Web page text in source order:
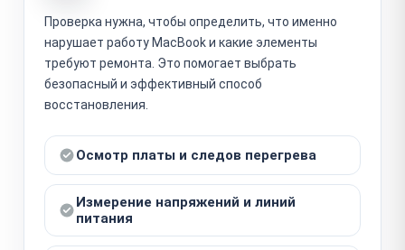
Проверка нужна, чтобы определить, что именно
нарушает работу MacBook и какие элементы
требуют ремонта. Это помогает выбрать
безопасный и эффективный способ
восстановления.
Осмотр платы и следов перегрева
Измерение напряжений и линий
питания